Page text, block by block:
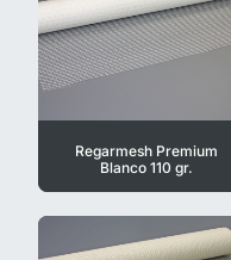
Regarmesh Premium
Blanco 110 gr.